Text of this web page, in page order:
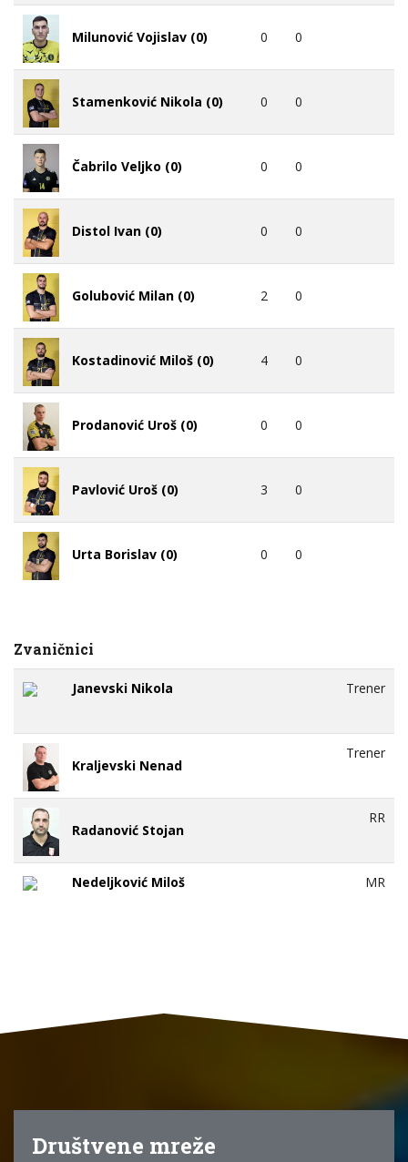
Milunović Vojislav (0) 0 0
Stamenković Nikola (0) 0 0
Čabrilo Veljko (0) 0 0
Distol Ivan (0) 0 0
Golubović Milan (0) 2 0
Kostadinović Miloš (0) 4 0
Prodanović Uroš (0) 0 0
Pavlović Uroš (0) 3 0
Urta Borislav (0) 0 0
Zvaničnici
Janevski Nikola Trener
Kraljevski Nenad
Trener
Radanović Stojan
RR
Nedeljković Miloš MR
Društvene mreže